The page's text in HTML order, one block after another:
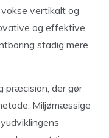
vertikalt og
og effektive
stadig mere
præcision, der gør
Miljømæssige